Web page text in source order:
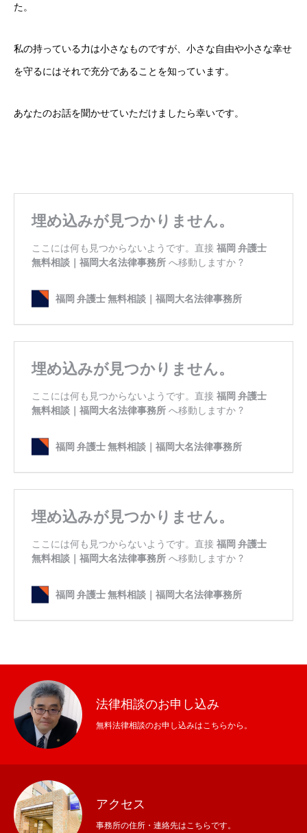
た。
私の持っている力は小さなものですが、小さな自由や小さな幸せ
を守るにはそれで充分であることを知っています。
あなたのお話を聞かせていただけましたら幸いです。
法律相談のお申し込み
無料法律相談のお申し込みはこちらから。
アクセス
事務所の住所・連絡先はこちらです。